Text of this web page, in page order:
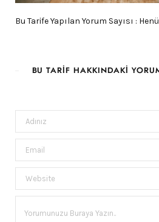
Bu Tarife Yapılan Yorum Sayısı :
BU TARIF HAKKINDAKI